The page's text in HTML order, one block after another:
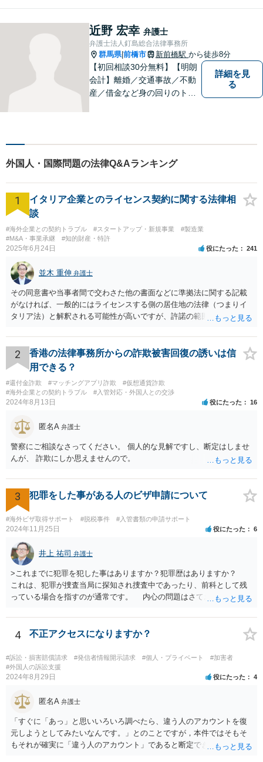
提供して、最大限の利益確保
のお手伝いをします。
近野 宏幸 弁護士
弁護士法人釘島総合法律事務所
群馬県|前橋市 新前橋駅 から徒歩8分
【初回相談30分無料】【明朗
会計】離婚／交通事故／不動
産／借金など身の回りのトラ
くアドバイスを行い、皆さま
のニーズに沿った迅速な解決
を目指します。
詳細を見
る
外国人・国際問題の法律Q&Aランキング
1
イタリア企業とのライセンス契約に関する法律相
談
#海外企業との契約トラブル #スタートアップ・新規事業
#製造業
#M&A・事業承継
#知的財産・特許
2025年6月24日 役にたった 241
並木 重伸 弁護士
その同意書や当事者間で交わさた他の書面などに準拠法に関する記載
がなければ、一般的にはライセンスする側の居住地の法律（つまりイ
タリア法）と解釈される可能性が高いですが、許諾の範囲が日本国内
あります。 なお、仮に日本法になるとしても、新しい会社との間で契
約が有効かどうかは、ライセンスされた権利の種類（著作権、商標
権、特許権など）や契約の時期などを見て判断する必要があります。
いずれにせよ具体的事情が分からないと確定的な回答は難しいと思わ
れますので、弁護士に直接相談されることをお勧めします。
2
香港の法律事務所からの詐欺被害回復の誘いは信
用できる？
#還付金詐欺 #マッチングアプリ詐欺
#仮想通貨詐欺
#海外企業との契約トラブル
#入管対応・外国人との交渉
2024年8月13日 役にたった 16
匿名A 弁護士
警察にご相談なさってください。 個人的な見解ですし、断定はしませ
んが、 詐欺にしか思えませんので。
3 犯罪をした事がある人のビザ申請について
#海外ビザ取得サポート #脱税事件 #入管書類の申請サポート
2024年11月25日 役にたった 6
井上 祐司 弁護士
>これまでに犯罪を犯した事はありますか？犯罪歴はありますか？
これは、犯罪が捜査当局に探知され捜査中であったり、前科として残
っている場合を指すのが通常です。 内心の問題はさておき、ご質問
4 不正アクセスになりますか？
#訴訟・損害賠償請求 #発信者情報開示請求 #個人・プライベート
#加害者
#外国人の訴訟支援
2024年8月29日 役にたった 4
匿名A 弁護士
「すぐに「あっ」と思いいろいろ調べたら、違う人のアカウントを復
元しようとしてみたいなんです。」とのことですが，本件ではそもそ
もそれが確実に「違う人のアカウント」であると断定できていません